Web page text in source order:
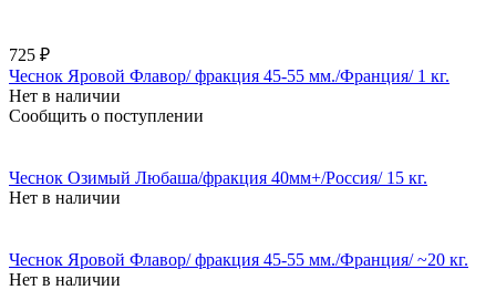
725 ₽
Чеснок Яровой Флавор/ фракция 45-55 мм./Франция/ 1 кг.
Нет в наличии
Сообщить о поступлении
Чеснок Озимый Любаша/фракция 40мм+/Россия/ 15 кг.
Нет в наличии
Чеснок Яровой Флавор/ фракция 45-55 мм./Франция/ ~20 кг.
Нет в наличии